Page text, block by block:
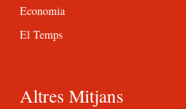
Economia
El Temps
Altres Mitjans